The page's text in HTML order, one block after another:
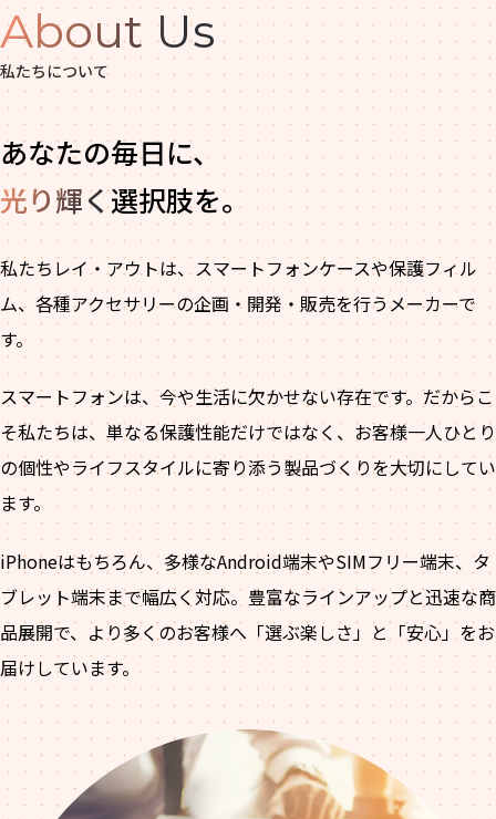
About Us
私たちについて
あなたの毎日に、
光り輝く選択肢を。
私たちレイ・アウトは、スマートフォンケースや保護フィル
ム、各種アクセサリーの企画・開発・販売を行うメーカーで
す。
スマートフォンは、今や生活に欠かせない存在です。だからこ
そ私たちは、単なる保護性能だけではなく、お客様一人ひとり
の個性やライフスタイルに寄り添う製品づくりを大切にしてい
ます。
iPhoneはもちろん、多様なAndroid端末やSIMフリー端末、タ
ブレット端末まで幅広く対応。豊富なラインアップと迅速な商
品展開で、より多くのお客様へ「選ぶ楽しさ」と「安心」をお
届けしています。